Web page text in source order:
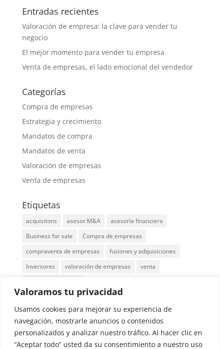
Valoramos tu privacidad
Usamos cookies para mejorar su experiencia de
navegación, mostrarle anuncios o contenidos
personalizados y analizar nuestro tráfico. Al hacer clic en
“Aceptar todo” usted da su consentimiento a nuestro uso
Entradas recientes
Valoración de empresa: la clave para vender tu
negocio
El mejor momento para vender tu empresa
Venta de empresas, el lado emocional del vendedor
Categorías
Compra de empresas
Estrategia y crecimiento
Mandatos de compra
Mandatos de venta
Valoración de empresas
Venta de empresas
Etiquetas
acquisitons asesor M&A
asesoría financiera
Business for sale
Compra de empresas
compraventa de empresas
fusiones y adquisiciones
Inversores
valoración de empresas
venta
Localización: Edificio Cuzco IV, Paseo de la
Castellana 141, 8, 28046 Madrid
Tel.: 91 029 5540